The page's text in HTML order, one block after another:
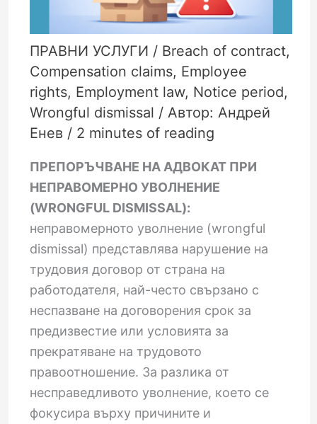
ПРАВНИ УСЛУГИ / Breach of contract,
Compensation claims, Employee
rights, Employment law, Notice period,
Wrongful dismissal / Автор: Андрей
Енев / 2 minutes of reading
ПРЕПОРЪЧВАНЕ НА АДВОКАТ ПРИ
НЕПРАВОМЕРНО УВОЛНЕНИЕ
(WRONGFUL DISMISSAL):
неправомерното уволнение (wrongful
dismissal) представлява нарушение на
трудовия договор от страна на
работодателя, най-често свързано с
неспазване на договорения срок за
предизвестие или условията за
прекратяване на трудовото
правоотношение. За разлика от
несправедливото уволнение, което се
фокусира върху причините и